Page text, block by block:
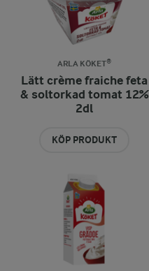
ARLA KÖKET®
Lätt crème fraiche feta
& soltorkad tomat 12%
2dl
KÖP PRODUKT